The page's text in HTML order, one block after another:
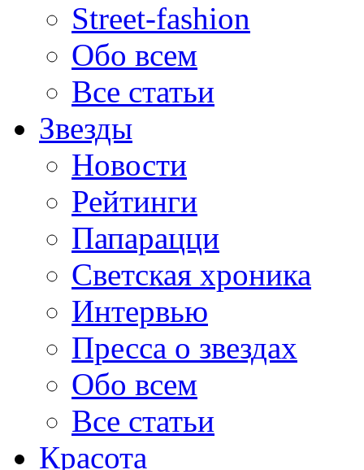
Street-fashion
Обо всем
Все статьи
Звезды
Новости
Рейтинги
Папарацци
Светская хроника
Интервью
Пресса о звездах
Обо всем
Все статьи
Красота